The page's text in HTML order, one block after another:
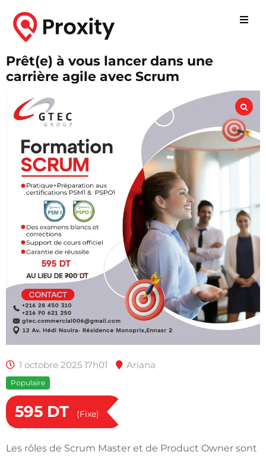
Prêt(e) à vous lancer dans une
carrière agile avec Scrum
1 octobre 2025 17h01 Ariana
Populaire
595 DT (Fixe)
Les rôles de Scrum Master et de Product Owner sont